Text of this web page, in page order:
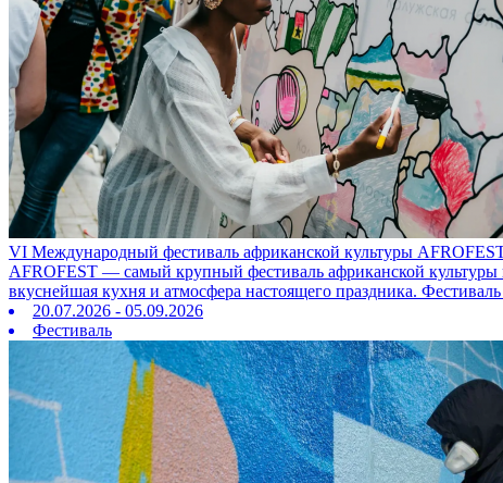
VI Международный фестиваль африканской культуры
AFROFEST — самый крупный фестиваль африканской
вкуснейшая кухня и атмосфера настоящего праздника.
20.07.2026 - 05.09.2026
Фестиваль